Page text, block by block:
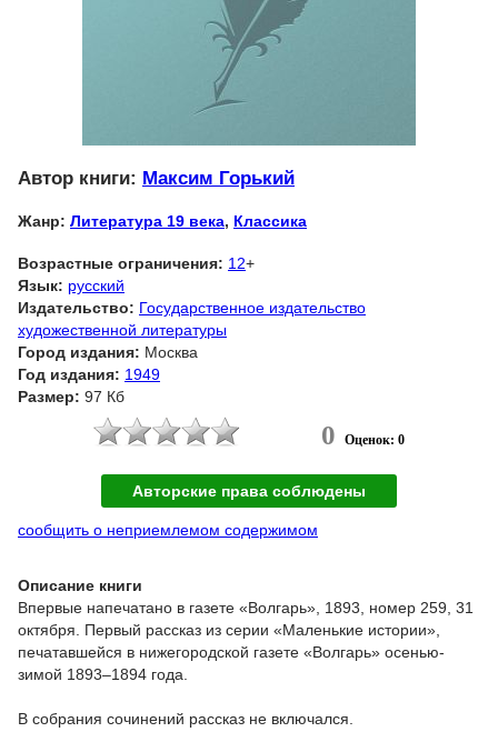
Автор книги: Максим Горький
Жанр: Литература 19 века, Классика
Возрастные ограничения: 12+
Язык: русский
Издательство: Государственное издательство
художественной литературы
Город издания: Москва
Год издания: 1949
Размер: 97 Кб
0 Оценок: 0
Авторские права соблюдены
сообщить о неприемлемом содержимом
Описание книги
Впервые напечатано в газете «Волгарь», 1893, номер 259, 31
октября. Первый рассказ из серии «Маленькие истории»,
печатавшейся в нижегородской газете «Волгарь» осенью-
зимой 1893–1894 года.
В собрания сочинений рассказ не включался.